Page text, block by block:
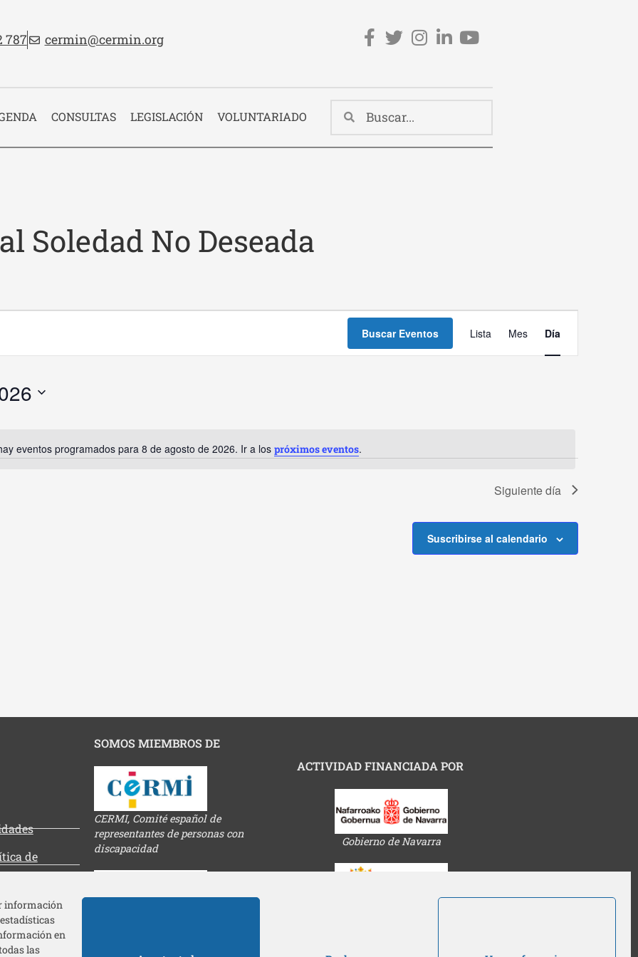
información
en
las
787 Email:
cermin@cermin.org Redes sociales cabecera
CONSULTAS LEGISLACIÓN VOLUNTARIADO
Soledad No Deseada
Aviso
eventos programados para 8 de agosto de 2026. Ir a los próximos eventos.
Buscar Eventos
de
Lista Mes Día
Siguiente día
Suscribirse al calendario
de
SOMOS MIEMBROS DE
CERMI, Comité español de
representantes de personas con
discapacidad
ACTIVIDAD FINANCIADA POR
Gobierno de Navarra